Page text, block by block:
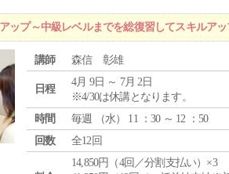
ップ～中級レベルまでを総復習してスキルア
講師 森信 彰雄
日程
4月 9日 ～ 7月 2日
※4/30は休講となります。
時間
毎週 （水） 11 ：30 ～ 12 ：50
回数
全12回
14,850円（4回／分割支払い）×3